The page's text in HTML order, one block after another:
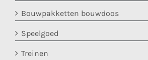
Bouwpakketten bouwdoos
Speelgoed
Treinen